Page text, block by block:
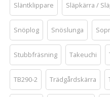
Släntklippare Släpkärra /
Snöplog Snöslunga
Stubbfräsning Takeuchi
TB290-2 Trädgårdskärra